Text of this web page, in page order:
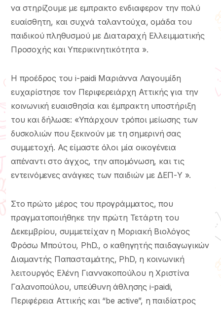
να στηρίζουμε με εμπρακτο ενδιαφερον την πολύ
ευαίσθητη, και συχνά ταλαντούχα, ομάδα του
παιδικού πληθυσμού με Διαταραχή Ελλειμματικής
Προσοχής και Υπερικινητικότητα ».
Η προέδρος του i-paidi Μαριάννα Λαγουμίδη
ευχαρίστησε τον Περιφερειάρχη Αττικής για την
κοινωνική ευαισθησία και έμπρακτη υποστήριξη
του και δήλωσε: «Yπάρχουν τρόποι μείωσης των
δυσκολιών που ξεκινούν με τη σημερινή σας
συμμετοχή. Ας είμαστε όλοι μία οικογένεια
απέναντι στο άγχος, την απομόνωση, και τις
εντεινόμενες ανάγκες των παιδιών με ΔΕΠ-Υ ».
Στο πρώτο μέρος του προγράμματος, που
πραγματοποιήθηκε την πρώτη Τετάρτη του
Δεκεμβρίου, συμμετείχαν η Μοριακή Βιολόγος
Φρόσω Μπούτου, PhD., ο καθηγητής παιδαγωγικών
Διαμαντής Παπασταμάτης, PhD, η κοινωνική
λειτουργός Ελένη Γιαννακοπούλου η Χριστίνα
Γαλανοπούλου, υπεύθυνη άθλησης i-paidi,
Περιφέρεια Αττικής και “be active”, η παιδίατρος